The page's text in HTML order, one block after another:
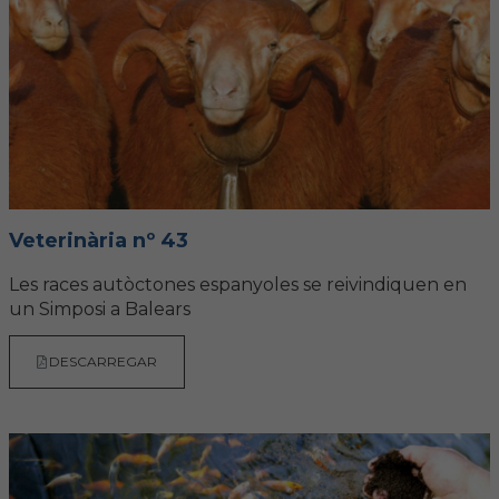
FORMACIÓ
Formacions d'altres entitats
ACTUALITAT
Notícies
Revista Col·legial
Notes de premsa
Veterinària nº 43
Les races autòctones espanyoles se reivindiquen en
un Simposi a Balears
DESCARREGAR